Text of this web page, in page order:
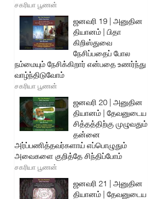
சகரியா பூணன்
ஜனவரி 19 | அனுதின
தியானம் | பிதா
கிறிஸ்துவை
நேசிப்பதைப் போல
நம்மையும் நேசிக்கிறார் என்பதை உணர்ந்து
வாழ்ந்திடுவோம்
சகரியா பூணன்
ஜனவரி 20 | அனுதின
தியானம் | தேவனுடைய
சித்தத்திற்கு முழுவதும்
தன்னை
அர்ப்பணித்தவர்களாய் எப்பொழுதும்
அவைகளை குறித்தே சிந்திப்போம்
சகரியா பூணன்
ஜனவரி 21 | அனுதின
தியானம் | தேவனுடைய